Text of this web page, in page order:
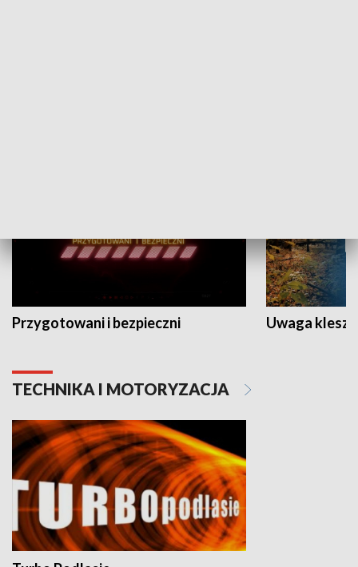
Przygotowani i bezpieczni Uwaga
TECHNIKA I MOTORYZACJA